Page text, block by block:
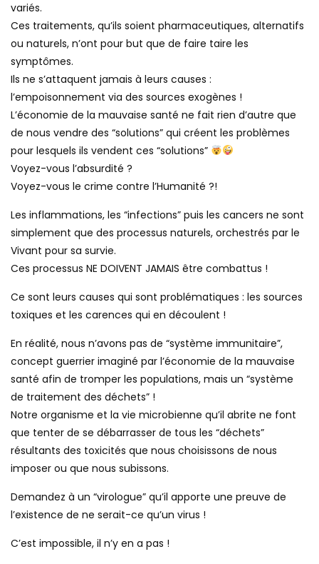
variés.
Ces traitements, qu’ils soient pharmaceutiques, alternatifs
ou naturels, n’ont pour but que de faire taire les
symptômes.
Ils ne s’attaquent jamais à leurs causes :
l’empoisonnement via des sources exogènes !
L’économie de la mauvaise santé ne fait rien d’autre que
de nous vendre des “solutions” qui créent les problèmes
pour lesquels ils vendent ces “solutions”
Voyez-vous l’absurdité ?
Voyez-vous le crime contre l’Humanité ?!
Les inflammations, les “infections” puis les cancers ne sont
simplement que des processus naturels, orchestrés par le
Vivant pour sa survie.
Ces processus NE DOIVENT JAMAIS être combattus !
Ce sont leurs causes qui sont problématiques : les sources
toxiques et les carences qui en découlent !
En réalité, nous n’avons pas de “système immunitaire”,
concept guerrier imaginé par l’économie de la mauvaise
santé afin de tromper les populations, mais un “système
de traitement des déchets” !
Notre organisme et la vie microbienne qu’il abrite ne font
que tenter de se débarrasser de tous les “déchets”
résultants des toxicités que nous choisissons de nous
imposer ou que nous subissons.
Demandez à un “virologue” qu’il apporte une preuve de
l’existence de ne serait-ce qu’un virus !
C’est impossible, il n’y en a pas !